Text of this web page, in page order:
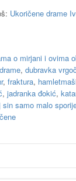
Ukoričene drame
o mirjani i ovima
drame, dubravka vrgoč
, fraktura,
, jadranka đokić,
sin samo malo